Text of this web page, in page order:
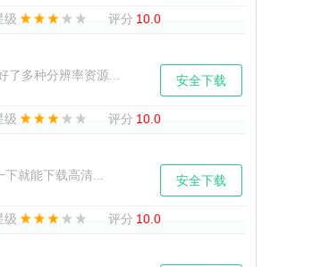
级 评分 10.0
多种分辨率资源...
安全下载
级 评分 10.0
就能下载高清...
安全下载
级 评分 10.0